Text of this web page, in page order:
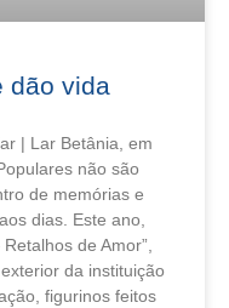
dão vida
| Lar Betânia, em
não são
de memórias e
dias. Este ano,
de Amor”,
da instituição
figurinos feitos